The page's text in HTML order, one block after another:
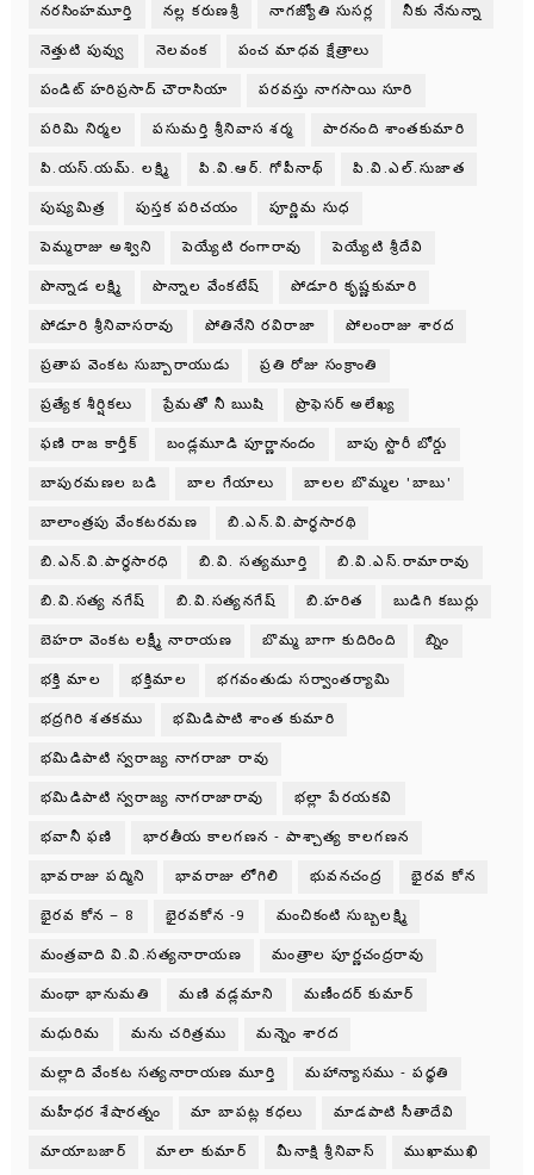
నరసింహమూర్తి నల్ల కరుణశ్రీ నాగజ్యోతి సుసర్ల నీకు నేనున్నా
నెత్తుటి పువ్వు నెలవంక పంచ మాధవ క్షేత్రాలు
పండిట్ హరిప్రసాద్ చౌరాసియా పరవస్తు నాగసాయి సూరి
పరిమి నిర్మల పసుమర్తి శ్రీనివాస శర్మ పారనంది శాంతకుమారి
పి.యస్.యమ్. లక్ష్మి పి.వి.ఆర్. గోపీనాథ్ పి.వి.ఎల్.సుజాత
పుష్యమిత్ర పుస్తక పరిచయం పూర్ణిమ సుధ
పెమ్మరాజు అశ్విని పెయ్యేటి రంగారావు పెయ్యేటి శ్రీదేవి
పొన్నాడ లక్ష్మి పొన్నాల వేంకటేష్ పోడూరి కృష్ణకుమారి
పోడూరి శ్రీనివాసరావు పోతినేని రవిరాజా పోలంరాజు శారద
ప్రతాప వెంకట సుబ్బారాయుడు ప్రతి రోజు సంక్రాంతి
ప్రత్యేక శీర్షికలు ప్రేమతో నీ ఋషి ప్రొఫెసర్ అలేఖ్య
ఫణి రాజ కార్తీక్ బండ్లమూడి పూర్ణానందం బాపు స్టొరీ బోర్డు
బాపురమణల బడి బాల గేయాలు బాలల బొమ్మల 'బాబు'
బాలాంత్రపు వేంకటరమణ బి.ఎన్.వి.పార్థసారథి
బి.ఎన్.వి.పార్ధసారధి బి.వి. సత్యమూర్తి బి.వి.ఎస్.రామారావు
బి.వి.సత్య నగేష్ బి.వి.సత్యనగేష్ బి.హరిత బుడిగి కబుర్లు
బెహరా వెంకట లక్ష్మీ నారాయణ బొమ్మ బాగా కుదిరింది బ్నిం
భక్తి మాల భక్తిమాల భగవంతుడు సర్వాంతర్యామి
భద్రగిరి శతకము భమిడిపాటి శాంత కుమారి
భమిడిపాటి స్వరాజ్య నాగరాజా రావు
భమిడిపాటి స్వరాజ్య నాగరాజారావు భల్లా పేరయకవి
భవానీ ఫణి భారతీయ కాలగణన - పాశ్చాత్య కాలగణన
భావరాజు పద్మిని భావరాజు లోగిలి భువనచంద్ర భైరవ కోన
భైరవ కోన – 8 భైరవకోన -9 మంచికంటి సుబ్బలక్ష్మి
మంత్రవాది వి.వి.సత్యనారాయణ మంత్రాల పూర్ణచంద్రరావు
మంథా భానుమతి మణి వడ్లమాని మణీందర్ కుమార్
మధురిమ మను చరిత్రము మన్నెం శారద
మల్లాది వేంకట సత్యనారాయణ మూర్తి మహాన్యాసము - పధ్ధతి
మహీధర శేషారత్నం మా బాపట్ల కధలు మాడపాటి సీతాదేవి
మాయాబజార్ మాలా కుమార్ మీనాక్షి శ్రీనివాస్ ముఖాముఖి